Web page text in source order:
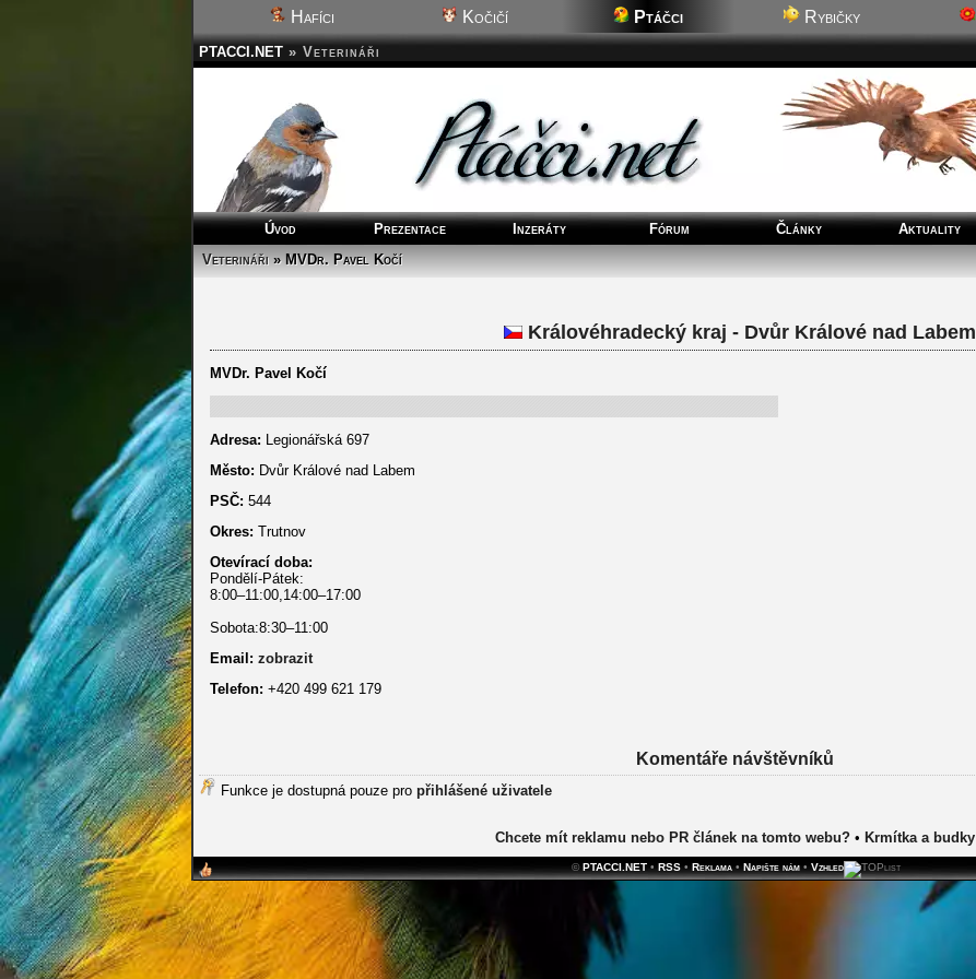
Hafíci Kočičí Ptáčci Rybičky
PTACCI.NET » Veterináři
Úvod Prezentace Inzeráty Fórum Články Aktuality
Veterináři» MVDr. Pavel Kočí
Královéhradecký kraj - Dvůr Králové nad Labem
MVDr. Pavel Kočí
Adresa: Legionářská 697
Město: Dvůr Králové nad Labem
PSČ: 544
Okres: Trutnov
Otevírací doba:
Pondělí-Pátek:
8:00–11:00,14:00–17:00
Sobota:8:30–11:00
Email: zobrazit
Telefon: +420 499 621 179
Komentáře návštěvníků
Funkce je dostupná pouze pro přihlášené uživatele
Chcete mít reklamu nebo PR článek na tomto webu?• Krmítka a budky
©PTACCI.NET • RSS • Reklama • Napište nám • Vzhled